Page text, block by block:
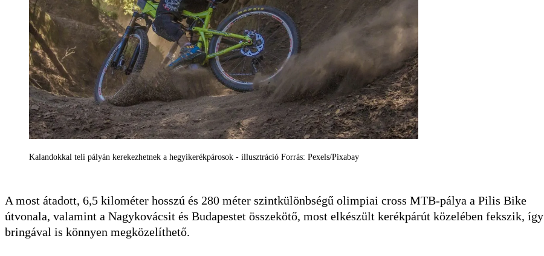
Kalandokkal teli pályán kerekezhetnek a hegyikerékpárosok - illusztráció Forrás: Pexels/Pixabay
A most átadott, 6,5 kilométer hosszú és 280 méter szintkülönbségű olimpiai cross MTB-pálya a Pilis Bike
útvonala, valamint a Nagykovácsit és Budapestet összekötő, most elkészült kerékpárút közelében fekszik, így
bringával is könnyen megközelíthető.